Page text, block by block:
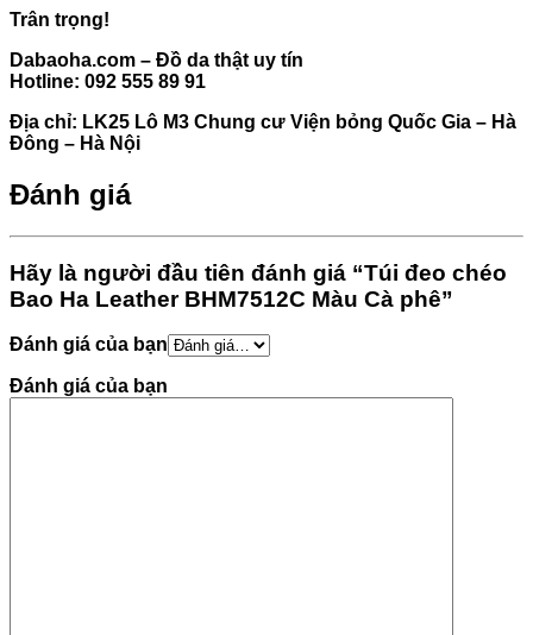
Trân trọng!
Dabaoha.com – Đồ da thật uy tín
Hotline: 092 555 89 91
Địa chỉ: LK25 Lô M3 Chung cư Viện bỏng Quốc Gia – Hà
Đông – Hà Nội
Đánh giá
Hãy là người đầu tiên đánh giá “Túi đeo chéo
Bao Ha Leather BHM7512C Màu Cà phê”
Đánh giá của bạn
Đánh giá của bạn